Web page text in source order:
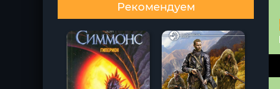
Рекомендуем